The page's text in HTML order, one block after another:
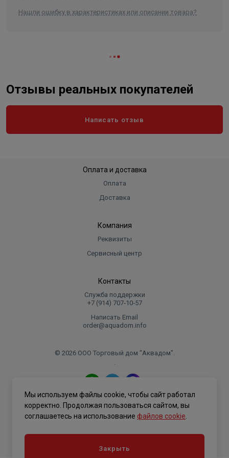
Нашли ошибку в характеристиках или описании товара?
Отзывы реальных покупателей
Написать отзыв
Оплата и доставка
Оплата
Доставка
Компания
Реквизиты
Сервисный центр
Контакты
Служба поддержки
+7 (914) 707‑10‑57
Написать Email
order@aquadom.info
© 2026 ООО Торговый дом "Аквадом".
.
Политика конфиденциальности
Мы используем файлы cookie, чтобы сайт работал
корректно. Продолжая пользоваться сайтом, вы
соглашаетесь на использование файлов cookie
Закрыть